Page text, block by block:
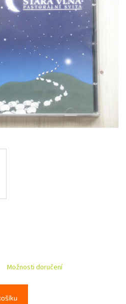
Možnosti doručení